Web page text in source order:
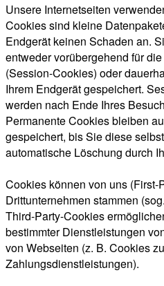
Unsere Internetseiten
Cookies sind kleine
Endgerät keinen Schaden an.
entweder vorübergehend für
(Session-Cookies) oder
Ihrem Endgerät gespeichert.
werden nach Ende Ihres
Permanente Cookies bleiben
gespeichert, bis Sie diese
automatische Löschung durch
Cookies können von uns (First-
Drittunternehmen stammen
Third-Party-Cookies
bestimmter Dienstleistungen
von Webseiten (z. B. Cookies
Zahlungsdienstleistungen).